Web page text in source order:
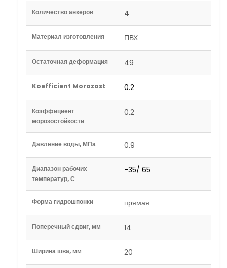
Количество анкеров 4
Материал изготовления ПВХ
Остаточная деформация 49
Koefficient Morozost 0.2
Коэффициент
морозостойкости
0.2
Давление воды, МПа 0.9
Диапазон рабочих
температур, С
-35/ 65
Форма гидрошпонки прямая
Поперечный сдвиг, мм 14
Ширина шва, мм 20